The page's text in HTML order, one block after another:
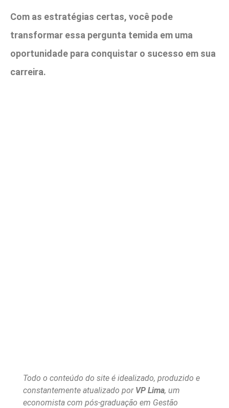
Com as estratégias certas, você pode
transformar essa pergunta temida em uma
oportunidade para conquistar o sucesso em sua
carreira.
Todo o conteúdo do site é idealizado, produzido e
constantemente atualizado por VP Lima, um
economista com pós-graduação em Gestão